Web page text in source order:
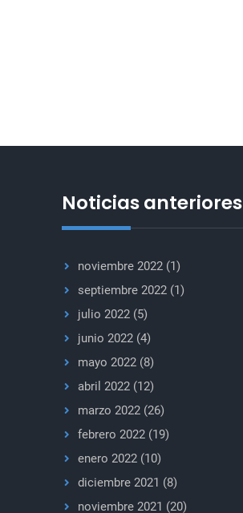
Noticias anteriores
noviembre 2022 (1)
septiembre 2022 (1)
julio 2022 (5)
junio 2022 (4)
mayo 2022 (8)
abril 2022 (12)
marzo 2022 (26)
febrero 2022 (19)
enero 2022 (10)
diciembre 2021 (8)
noviembre 2021 (20)